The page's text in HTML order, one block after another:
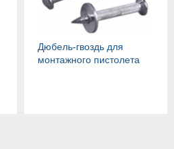
Дюбель-гвоздь для
монтажного пистолета